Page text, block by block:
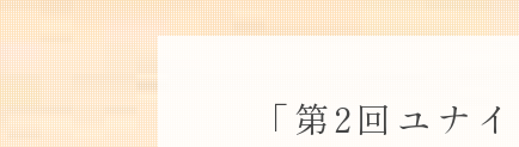
「第2回ユナ